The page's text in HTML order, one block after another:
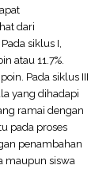
dari
siklus I,
atau 11.7%.
Pada siklus III
yang dihadapi
ramai dengan
pada proses
penambahan
maupun siswa